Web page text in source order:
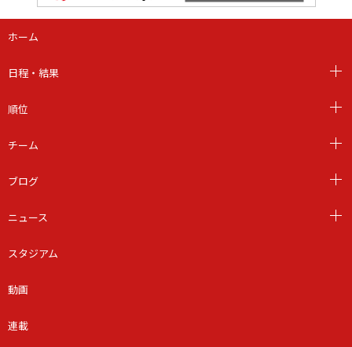
ホーム
日程・結果
順位
チーム
ブログ
ニュース
スタジアム
動画
連載